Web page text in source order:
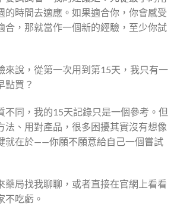
的時間去適應。如果適合你，你會感受
合，那就當作一個新的經驗，至少你試
來說，從第一次用到第15天，我只有一
點買？
不同，我的15天記錄只是一個參考。但
法、用對產品，很多困擾其實沒有想像
就在於——你願不願意給自己一個嘗試
藥局找我聊聊，或者直接在官網上看看
不吃虧。